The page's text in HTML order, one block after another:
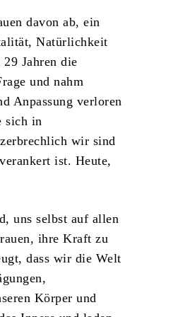
davon ab, ein
Natürlichkeit
Jahren die
und nahm
Anpassung verloren
sich in
wir sind
ist. Heute,
uns selbst auf allen
ihre Kraft zu
dass wir die Welt
Körper und